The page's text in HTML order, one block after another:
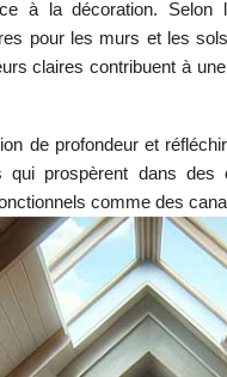
à la décoration. Selon
pour les murs et les
claires contribuent à
de profondeur et
prospèrent dans des
comme des